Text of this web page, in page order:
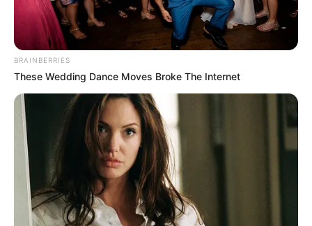
BRAINBERRIES
These Wedding Dance Moves Broke The Internet